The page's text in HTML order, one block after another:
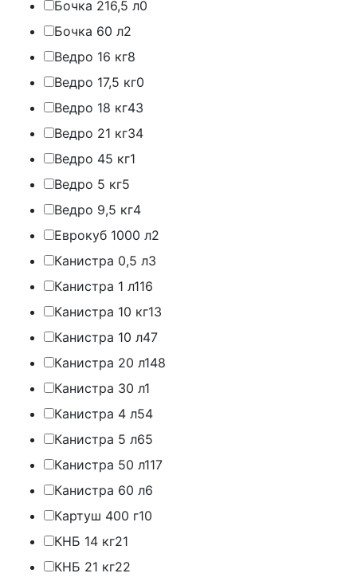
Бочка 216,5 л0
Бочка 60 л2
Ведро 16 кг8
Ведро 17,5 кг0
Ведро 18 кг43
Ведро 21 кг34
Ведро 45 кг1
Ведро 5 кг5
Ведро 9,5 кг4
Еврокуб 1000 л2
Канистра 0,5 л3
Канистра 1 л116
Канистра 10 кг13
Канистра 10 л47
Канистра 20 л148
Канистра 30 л1
Канистра 4 л54
Канистра 5 л65
Канистра 50 л117
Канистра 60 л6
Картуш 400 г10
КНБ 14 кг21
КНБ 21 кг22